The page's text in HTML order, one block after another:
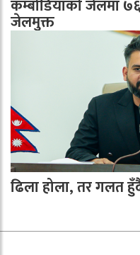
कम्बोडियाको जेलमा ७६
जेलमुक्त
ढिला होला, तर गलत